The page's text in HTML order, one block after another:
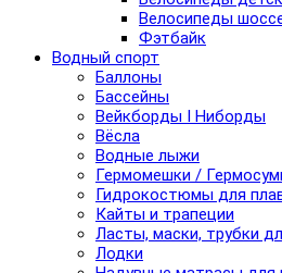
Велосипеды
Фэтбайк
Водный спорт
Баллоны
Бассейны
Вейкборды I Ниборды
Вёсла
Водные лыжи
Гермомешки /
Гидрокостюмы для
Кайты и трапеции
Ласты, маски, трубки
Лодки